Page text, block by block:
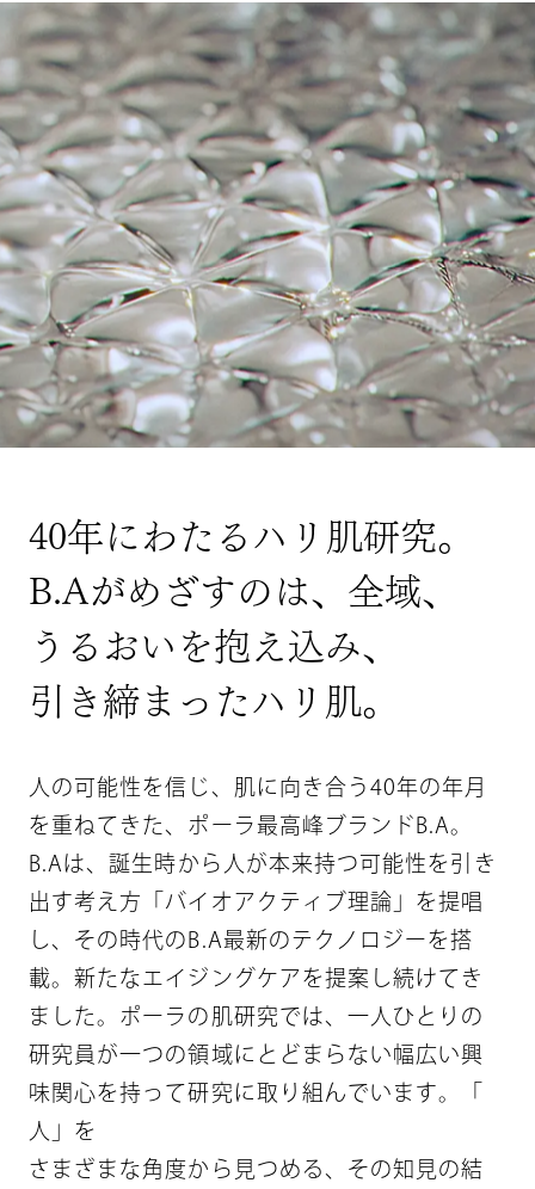
40年に わた る ハ リ 肌研究。
B.Aがめ ざすの は、 全域、
う る おい を抱 え 込み、
引
き 締ま っ た ハ リ 肌。
人 の可能性を信 じ、 肌に 向き 合 う40年の年月
を重ね てき た、 ポ ー ラ最高峰ブラ ン ドB A。
B Aは、誕生 時か ら 人 が本来持つ可能性を引 き
出 す考 え方 バイ オア ク テ ィ ブ理論 」 を提唱
し、 その 時代のB A最新のテ ク ノ ロ ジーを搭
載。新た な エ イ ジ ン グケアを提案 し続けてき
ま し た 。 ポー ラ の 肌研究では、 一 人 ひ と り の
研究 員 が一つの領域に と ど ま ら ない幅広い興
味 関 心を持っ て研究 に 取 り 組 んでい ま す。
人 」 を
さ ま ざ ま な角 度か ら 見 つめ る、 その知 見 の結